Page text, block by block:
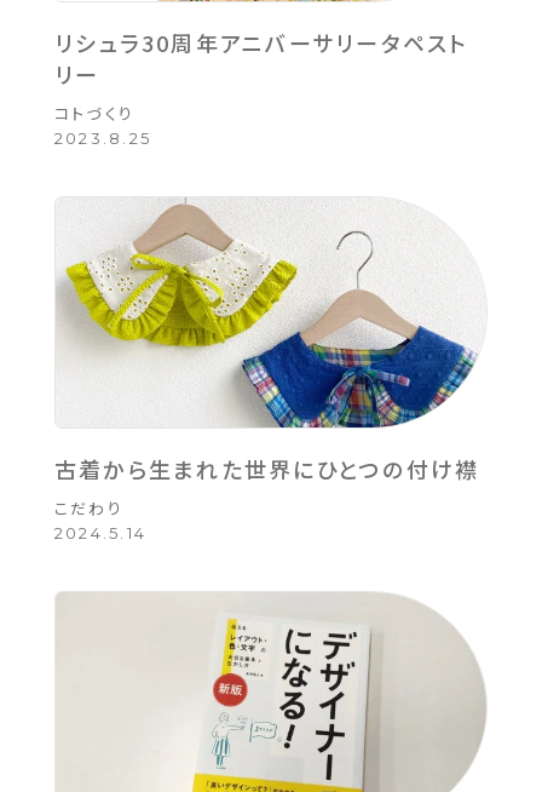
リシュラ30周年アニバーサリータペスト
リー
コトづくり
2023.8.25
古着から生まれた世界にひとつの付け襟
こだわり
2024.5.14